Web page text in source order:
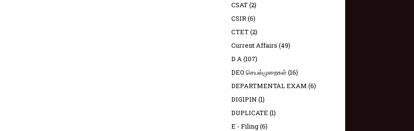
CSAT(2)
CSIR(6)
CTET(2)
Current Affairs (49)
D A(107)
DEO செயல்முறைகள்(16)
DEPARTMENTAL EXAM (6)
DIGIPIN (1)
DUPLICATE (1)
E - Filing(6)